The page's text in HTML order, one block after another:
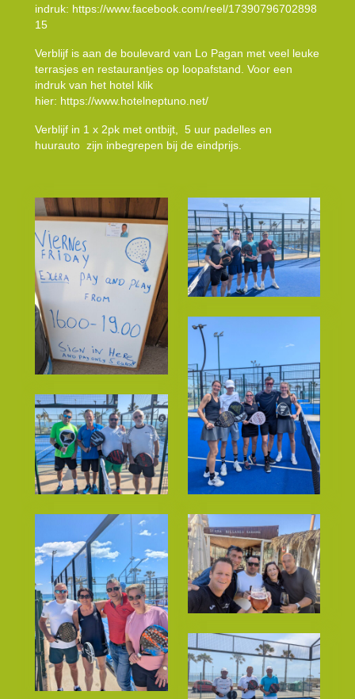
indruk: https://www.facebook.com/reel/17390796702898
15
Verblijf is aan de boulevard van Lo Pagan met veel leuke
terrasjes en restaurantjes op loopafstand. Voor een
indruk van het hotel klik
hier: https://www.hotelneptuno.net/
Verblijf in 1 x 2pk met ontbijt, 5 uur padelles en
huurauto zijn inbegrepen bij de eindprijs.